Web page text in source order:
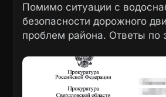
Помимо ситуации с
безопасности дорожного
проблем района. Ответы